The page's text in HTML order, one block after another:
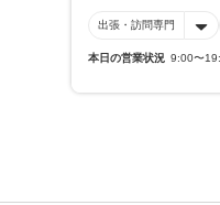
出張・訪問専門
本日の営業状況 9:00〜